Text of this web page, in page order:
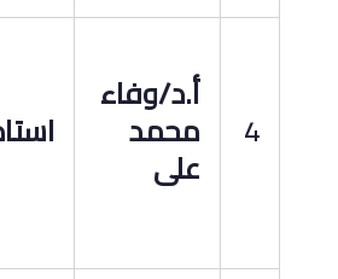
4
أ.د/وفاء
محمد
على